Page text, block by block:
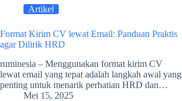
Artikel
Format Kirim CV lewat Email: Panduan Praktis
agar Dilirik HRD
ruminesia – Menggunakan format kirim CV
lewat email yang tepat adalah langkah awal yang
penting untuk menarik perhatian HRD dan…
Mei 15, 2025